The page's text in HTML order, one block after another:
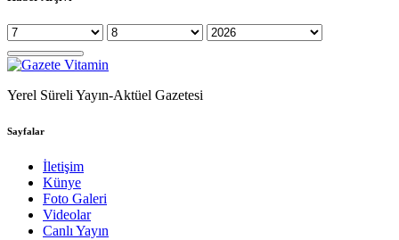
Yerel Süreli Yayın-Aktüel Gazetesi
Sayfalar
İletişim
Künye
Foto Galeri
Videolar
Canlı Yayın